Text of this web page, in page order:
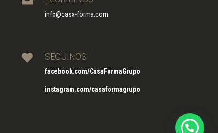
info@casa-forma.com
 SEGUINOS
facebook.com/CasaFormaGrupo
instagram.com/casaformagrupo